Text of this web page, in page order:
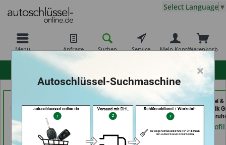
Menü Anfrage Suchen Service Warenkorb
Mein Konto
Select Language ▼
Possienke (in Bremen)
Händlerprofil
Carkeys Augsburg &
ECU Service
Mobilservice (in
Händlerprofil
Aba Schlüssel &
Sicherheitstechnik
GmbH (in
Händlerprofil
×
Autoschlüssel-Suchmaschine